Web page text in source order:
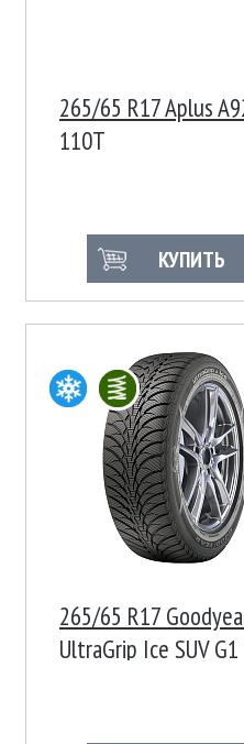
265/65 R17 Aplus
110T
КУПИТЬ
265/65 R17
UltraGrip Ice SUV